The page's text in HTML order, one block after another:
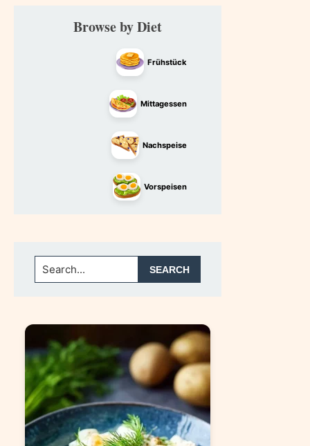
Primary
SidebarBrowse by Diet
Frühstück
Mittagessen
Nachspeise
Vorspeisen
Search...